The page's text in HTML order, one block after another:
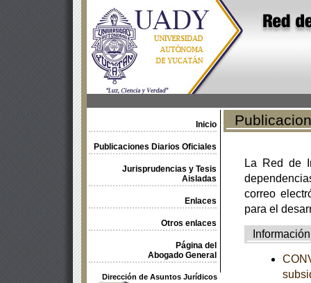
Inicio
Publicaciones Diarios Oficiales
Jurisprudencias y Tesis
Aisladas
Enlaces
Otros enlaces
Página del
Abogado General
Dirección de Asuntos Jurídicos
La Red de
correo
para el
Información